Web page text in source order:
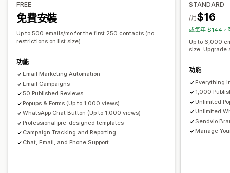
管理行銷活動
自訂字型
大量編輯 匯入和匯出
自動化
目標設定
深入分析與秘訣
購物車提醒 折扣代碼
付款提醒
商品推薦
追蹤訂單
FREE
免費安裝
Up to 500 emails/mo for the first 250 contacts (no
restrictions on list size).
功能
Email Marketing Automation
Email Campaigns
50 Published Reviews
Popups & Forms (Up to 1,000 views)
WhatsApp Chat Button (Up to 1,000 views)
Professional pre-designed templates
Campaign Tracking and Reporting
Chat, Email, and Phone Support
STANDARD
$16
/月
或每年 $144，
Up to 6,000
size. Upgrade
功能
Everything
1,000
Unlimited
Unlimited
Sendvio
Manage